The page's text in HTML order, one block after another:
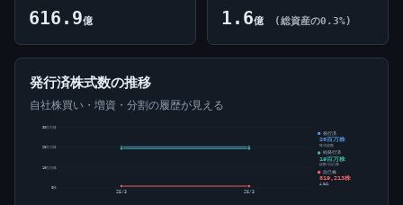
616.9億 1.6億 (総資産の0.3%)
発行済株式数の推移
自社株買い・増資・分割の履歴が見える
0株
10百万株
20百万株
30百万株
25/3 26/3
発行済
20百万株
株式総数
純発行済
19百万株
総数-自己株
自己株
819,213株
4.04%